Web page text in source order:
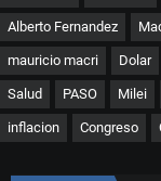
Alberto Fernandez
mauricio macri Dolar
Salud PASO Milei
inflacion Congreso